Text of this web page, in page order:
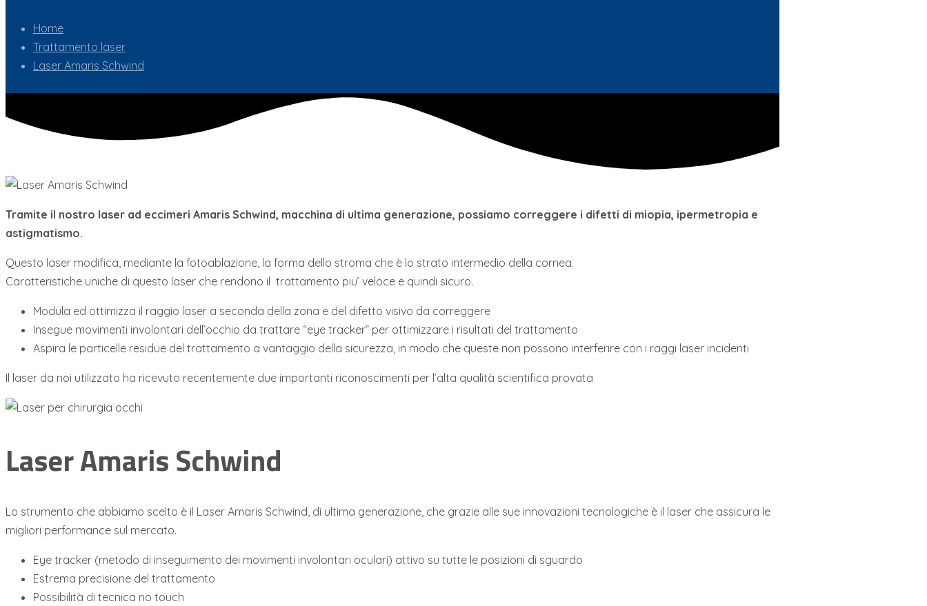
Home
Trattamento laser
Laser Amaris Schwind
Tramite il nostro laser ad eccimeri Amaris Schwind, macchina di ultima generazione, possiamo correggere i difetti di miopia, ipermetropia e
astigmatismo.
Questo laser modifica, mediante la fotoablazione, la forma dello stroma che è lo strato intermedio della cornea.
Caratteristiche uniche di questo laser che rendono il trattamento piu’ veloce e quindi sicuro.
Modula ed ottimizza il raggio laser a seconda della zona e del difetto visivo da correggere
Insegue movimenti involontari dell’occhio da trattare “eye tracker” per ottimizzare i risultati del trattamento
Aspira le particelle residue del trattamento a vantaggio della sicurezza, in modo che queste non possono interferire con i raggi laser incidenti
Il laser da noi utilizzato ha ricevuto recentemente due importanti riconoscimenti per l’alta qualità scientifica provata
Laser Amaris Schwind
Lo strumento che abbiamo scelto è il Laser Amaris Schwind, di ultima generazione, che grazie alle sue innovazioni tecnologiche è il laser che assicura le
migliori performance sul mercato.
Eye tracker (metodo di inseguimento dei movimenti involontari oculari) attivo su tutte le posizioni di sguardo
Estrema precisione del trattamento
Possibilità di tecnica no touch